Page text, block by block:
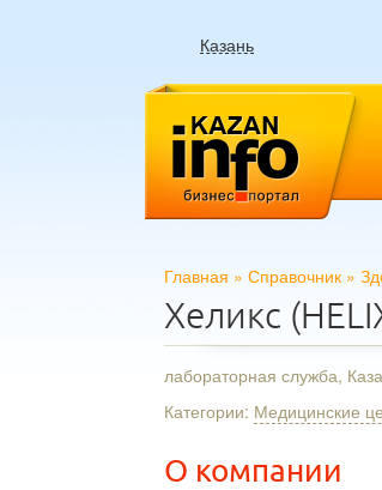
Казань
Главная » Справочник »
Хеликс
лабораторная служба,
Категории: Медицинские
О компании